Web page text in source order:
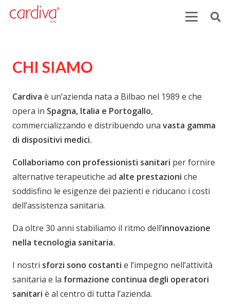
CHI SIAMO
Cardiva è un’azienda nata a Bilbao nel 1989 e che
opera in Spagna, Italia e Portogallo,
commercializzando e distribuendo una vasta gamma
di dispositivi medici.
Collaboriamo con professionisti sanitari per fornire
alternative terapeutiche ad alte prestazioni che
soddisfino le esigenze dei pazienti e riducano i costi
dell’assistenza sanitaria.
Da oltre 30 anni stabiliamo il ritmo dell’innovazione
nella tecnologia sanitaria.
I nostri sforzi sono costanti e l’impegno nell’attività
sanitaria e la formazione continua degli operatori
sanitari è al centro di tutta l’azienda.